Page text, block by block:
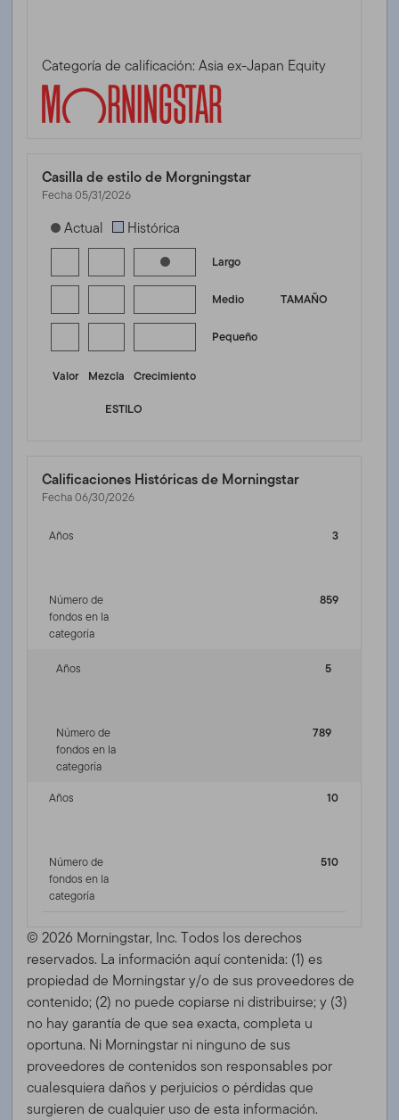
Categoría de calificación: Asia ex-Japan Equity
Casilla de estilo de Morgningstar
Fecha 05/31/2026
[products.morningstar-stylebox-title-sr-equity]
Actual Histórica
Largo
TAMAÑO
Medio
Pequeño
Valor Mezcla
Crecimiento
ESTILO
Calificaciones Históricas de Morningstar
Fecha 06/30/2026
Años 3
Número de
fondos en la
categoría
859
Años 5
Número de
fondos en la
categoría
789
Años 10
Número de
fondos en la
categoría
510
© 2026 Morningstar, Inc. Todos los derechos
reservados. La información aquí contenida: (1) es
propiedad de Morningstar y/o de sus proveedores de
contenido; (2) no puede copiarse ni distribuirse; y (3)
no hay garantía de que sea exacta, completa u
oportuna. Ni Morningstar ni ninguno de sus
proveedores de contenidos son responsables por
cualesquiera daños y perjuicios o pérdidas que
surgieren de cualquier uso de esta información.